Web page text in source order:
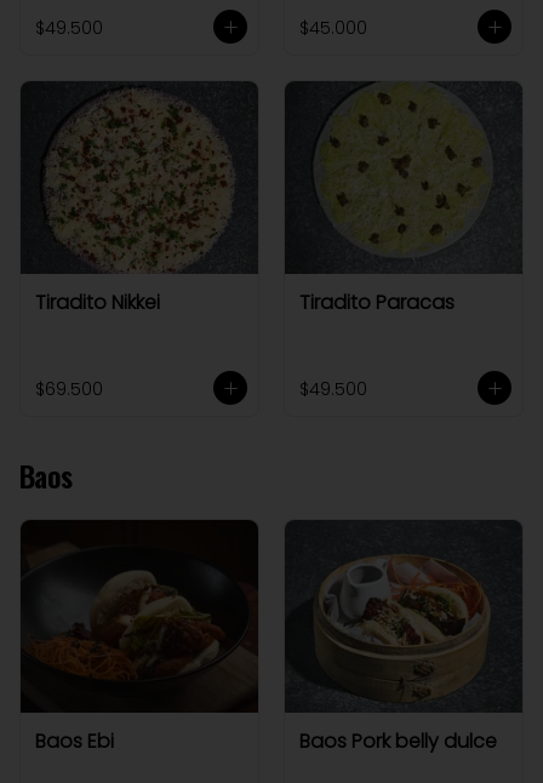
$49.500 $45.000
Tiradito Nikkei
$69.500
Tiradito Paracas
$49.500
Baos
Baos Ebi Baos Pork belly dulce